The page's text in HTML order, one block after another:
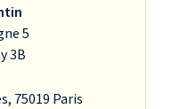
5
3B
75019 Paris